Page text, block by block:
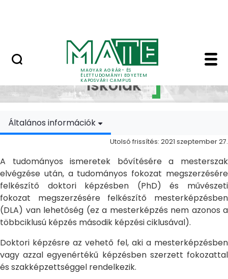
MAGYAR AGRÁR- ÉS
ÉLETTUDOMÁNYI EGYETEM
KAPOSVÁRI CAMPUS
Doktori Iskolák -
Doktori
Iskolák
Általános információk
Utolsó frissítés: 2021 szeptember 27.
A tudományos ismeretek bővítésére a mesterszak
elvégzése után, a tudományos fokozat megszerzésére
felkészítő doktori képzésben (PhD) és művészeti
fokozat megszerzésére felkészítő mesterképzésben
(DLA) van lehetőség (ez a mesterképzés nem azonos a
többciklusú képzés második képzési ciklusával).
Doktori képzésre az vehető fel, aki a mesterképzésben
vagy azzal egyenértékű képzésben szerzett fokozattal
és szakképzettséggel rendelkezik.